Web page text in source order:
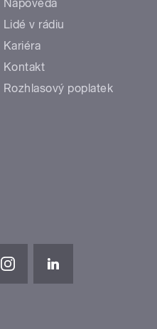
Nápověda
Lidé v rádiu
Kariéra
Kontakt
Rozhlasový poplatek